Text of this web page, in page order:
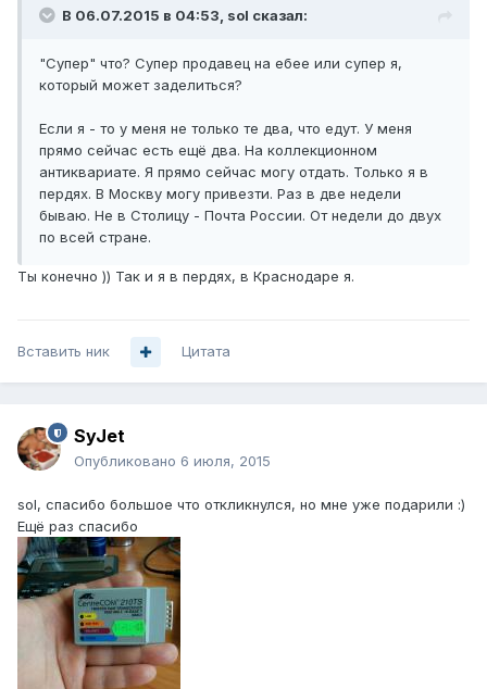
В 06.07.2015 в 04:53, sol сказал:
"Супер" что? Супер продавец на ебее или супер я,
который может заделиться?
Если я - то у меня не только те два, что едут. У меня
прямо сейчас есть ещё два. На коллекционном
антиквариате. Я прямо сейчас могу отдать. Только я в
пердях. В Москву могу привезти. Раз в две недели
бываю. Не в Столицу - Почта России. От недели до двух
по всей стране.
Ты конечно )) Так и я в пердях, в Краснодаре я.
Вставить ник Цитата
SyJet
Опубликовано 6 июля, 2015
sol, спасибо большое что откликнулся, но мне уже подарили :)
Ещё раз спасибо